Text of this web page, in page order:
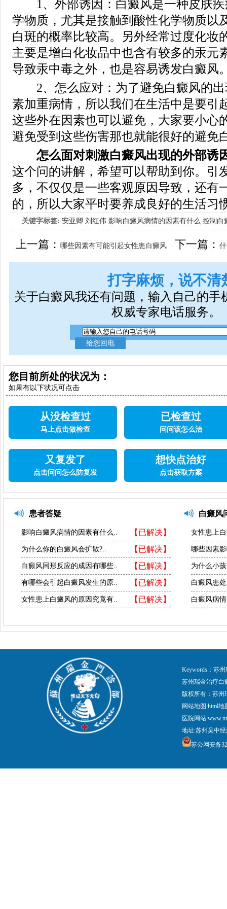
1、外部诱因：白癜风是一种皮肤疾
学物质，尤其是接触到酸性化学物质以
白斑的概率比较高。另外经常过度化妆
主要是增白化妆品中也含有较多的汞元
导致汞中毒之外，也是容易诱发白癜风
2、怎么应对：为了避免白癜风的出
素加重病情，所以我们在生活中是要引
这些外在因素也可以避免，大家要小心
避免受到这些伤害那也就能很好的避免
怎么面对刺激白癜风出现的外部诱
这个问的讲解，希望可以帮助到你。引
多，不仅仅是一些客观原因导致，还有
的，所以大家平时要养成良好的生活习
关键字标签: 安亚卿 刘红伟 影响白癜风病情的因素有什么 控制白
女生应该如何治疗呢
上一篇：哪些因素有可能引起女性患白癜风 下一篇：
打字麻烦，说不清
关于白癜风我还有问题，输入自己的手
权威专家电话服务。
您目前所处的状况为：
如果有以下状况可点击
从没检查过
马上点击做检查
已检查过
问问该怎么治
又复发了
点击问问怎么防复发
想快点治好
点击获取方案
患者答疑
【已解决】
影响白癜风病情的因素有什么..
【已解决】
为什么你的白癜风会扩散?..
【已解决】
白癜风同形反应的成因有哪些..
【已解决】
有哪些会引起白癜风发生的原..
【已解决】
女性患上白癜风的原因究竟有..
白癜风
女性患上
哪些因素
为什么小
白癜风患
白癜风病
Keywords：苏
苏州瑞金治疗白
版权所有：苏
网站地图:html地
医院网站
地址:苏州吴中
苏公网安备